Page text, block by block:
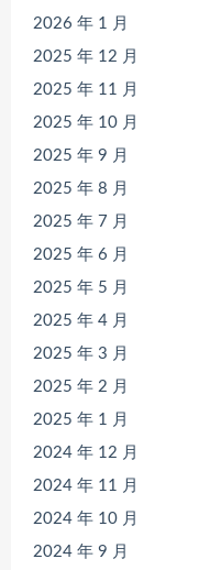
2026 年 1 月
2025 年 12 月
2025 年 11 月
2025 年 10 月
2025 年 9 月
2025 年 8 月
2025 年 7 月
2025 年 6 月
2025 年 5 月
2025 年 4 月
2025 年 3 月
2025 年 2 月
2025 年 1 月
2024 年 12 月
2024 年 11 月
2024 年 10 月
2024 年 9 月